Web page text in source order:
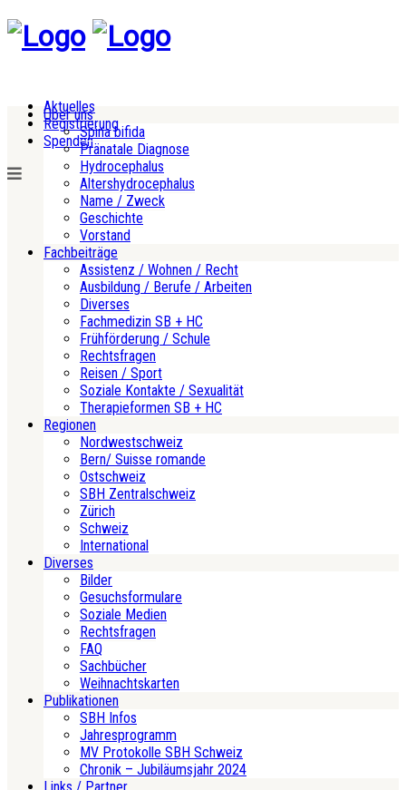
Aktuelles
Registrierung
Spenden
Über uns
Spina bifida
Pränatale Diagnose
Hydrocephalus
Altershydrocephalus
Name / Zweck
Geschichte
Vorstand
Fachbeiträge
Assistenz / Wohnen / Recht
Ausbildung / Berufe / Arbeiten
Diverses
Fachmedizin SB + HC
Frühförderung / Schule
Rechtsfragen
Reisen / Sport
Soziale Kontakte / Sexualität
Therapieformen SB + HC
Regionen
Nordwestschweiz
Bern/ Suisse romande
Ostschweiz
SBH Zentralschweiz
Zürich
Schweiz
International
Diverses
Bilder
Gesuchsformulare
Soziale Medien
Rechtsfragen
FAQ
Sachbücher
Weihnachtskarten
Publikationen
SBH Infos
Jahresprogramm
MV Protokolle SBH Schweiz
Chronik – Jubiläumsjahr 2024